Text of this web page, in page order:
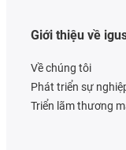
Giới thiệu về
Về chúng tôi
Phát triển sự
Triển lãm thương